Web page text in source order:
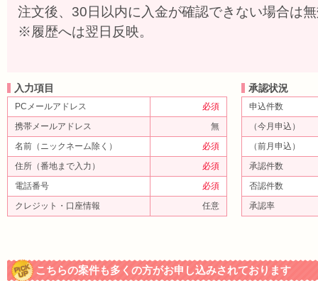
注文後、30日以内に入金が確認できない場合は
※履歴へは翌日反映。
入力項目
PCメールアドレス
必須
携帯メールアドレス
無
名前（ニックネーム除く）
必須
住所（番地まで入力）
必須
電話番号
必須
クレジット・口座情報
任意
承認状況
申込件数
（今月申込）
（前月申込）
承認件数
否認件数
承認率
こちらの案件も多くの方がお申し込みされております